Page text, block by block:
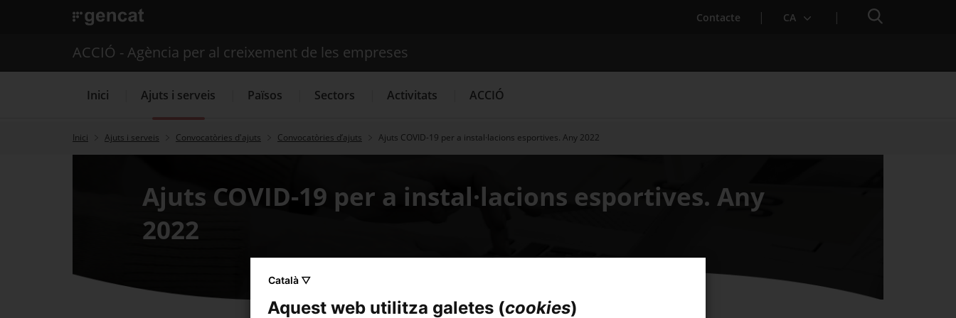
. Obre en una nova finestra. Contacte . Obre en una nova finestra.
CA Cercador
Cercador
ACCIÓ - Agència per al creixement de les empreses
Inici Ajuts i serveis Països Sectors Activitats ACCIÓ
Inici Ajuts i serveis Convocatòries d'ajuts Convocatòries d’ajuts Ajuts COVID-19 per a instal·lacions esportives. Any 2022
Ajuts COVID-19 per a instal·lacions esportives. Any
2022
Català ▽
Aquest web utilitza galetes (cookies)